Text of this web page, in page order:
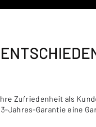
Zufriedenheit als
Jahres-Garantie eine